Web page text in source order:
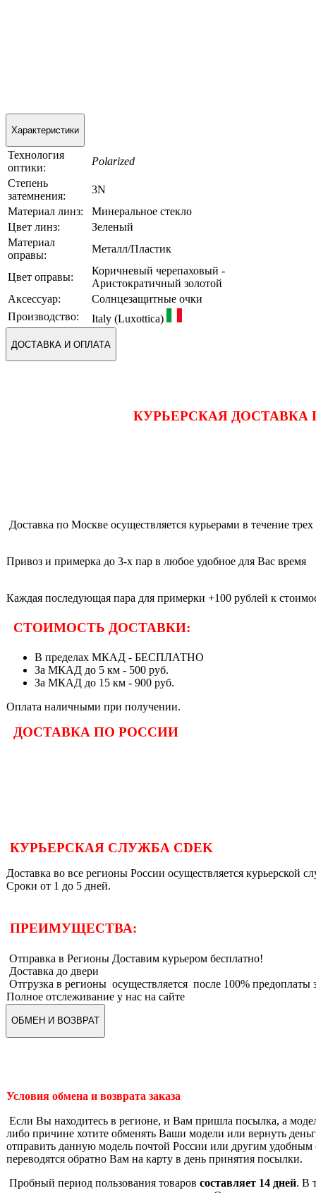
Характеристики
Технология
оптики:
Polarized
Степень
затемнения:
3N
Материал линз:
Минеральное стекло
Цвет линз:
Зеленый
Материал
оправы:
Металл/Пластик
Цвет оправы:
Коричневый черепаховый -
Аристократичный золотой
Аксессуар:
Солнцезащитные очки
Производство:
Italy (Luxottica)
ДОСТАВКА И ОПЛАТА
КУРЬЕРСКАЯ ДОСТАВКА
Доставка по Москве осуществляется курьерами в течение трех
Привоз и примерка до 3-х пар в любое удобное для Вас время
Каждая последующая пара для примерки +100 рублей к
СТОИМОСТЬ ДОСТАВКИ:
В пределах МКАД - БЕСПЛАТНО
За МКАД до 5 км - 500 руб.
За МКАД до 15 км - 900 руб.
Оплата наличными при получении.
ДОСТАВКА ПО РОССИИ
КУРЬЕРСКАЯ СЛУЖБА CDEK
Доставка во все регионы России осуществляется курьерской
Сроки от 1 до 5 дней.
ПРЕИМУЩЕСТВА:
Отправка в Регионы Доставим курьером бесплатно!
Доставка до двери
Отгрузка в регионы осуществляется после 100% предоплаты
Полное отслеживание у нас на сайте
ОБМЕН И ВОЗВРАТ
Условия обмена и возврата заказа
Если Вы находитесь в регионе, и Вам пришла посылка, а
либо причине хотите обменять Ваши модели или вернуть
отправить данную модель почтой России или другим
переводятся обратно Вам на карту в день принятия посылки.
Пробный период пользования товаров составляет 14 дней. В